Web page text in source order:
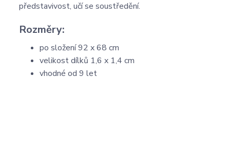
představivost, učí se soustředění.
Rozměry:
po složení 92 x 68 cm
velikost dílků 1,6 x 1,4 cm
vhodné od 9 let